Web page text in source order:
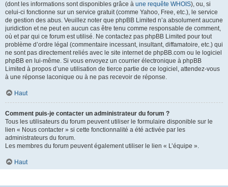
(dont les informations sont disponibles grâce à une requête WHOIS), ou, si
celui-ci fonctionne sur un service gratuit (comme Yahoo, Free, etc.), le service
de gestion des abus. Veuillez noter que phpBB Limited n’a absolument aucune
juridiction et ne peut en aucun cas être tenu comme responsable de comment,
où et par qui ce forum est utilisé. Ne contactez pas phpBB Limited pour tout
problème d’ordre légal (commentaire incessant, insultant, diffamatoire, etc.) qui
ne sont pas directement reliés avec le site internet de phpBB.com ou le logiciel
phpBB en lui-même. Si vous envoyez un courrier électronique à phpBB
Limited à propos d’une utilisation de tierce partie de ce logiciel, attendez-vous
à une réponse laconique ou à ne pas recevoir de réponse.
Haut
Comment puis-je contacter un administrateur du forum ?
Tous les utilisateurs du forum peuvent utiliser le formulaire disponible sur le
lien « Nous contacter » si cette fonctionnalité a été activée par les
administrateurs du forum.
Les membres du forum peuvent également utiliser le lien « L’équipe ».
Haut